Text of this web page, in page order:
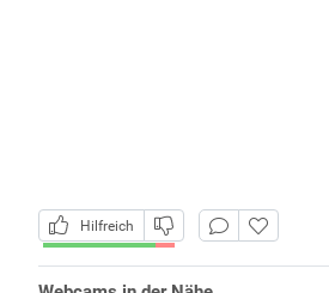
Hilfreich